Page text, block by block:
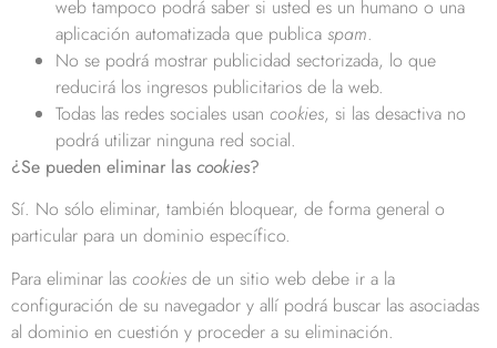
web tampoco podrá saber si usted es un humano o una
aplicación automatizada que publica spam.
No se podrá mostrar publicidad sectorizada, lo que
reducirá los ingresos publicitarios de la web.
Todas las redes sociales usan cookies, si las desactiva no
podrá utilizar ninguna red social.
¿Se pueden eliminar las cookies?
Sí. No sólo eliminar, también bloquear, de forma general o
particular para un dominio específico.
Para eliminar las cookies de un sitio web debe ir a la
configuración de su navegador y allí podrá buscar las asociadas
al dominio en cuestión y proceder a su eliminación.